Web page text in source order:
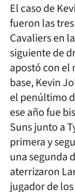
El caso de
fueron las
Cavaliers en
siguiente de
apostó con el
base, Kevin
el penúltimo
ese año fue
Suns junto a
primera y
una segunda
aterrizaron
jugador de